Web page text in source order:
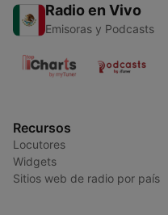
Radio en Vivo
Emisoras y Podcasts
Recursos
Locutores
Widgets
Sitios web de radio por país